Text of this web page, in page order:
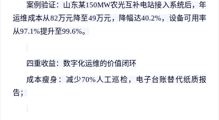
案例验证：山东某150MW农光互补电站接入系统后，年
运维成本从82万元降至49万元，降幅达40.2%，设备可用率
从97.1%提升至99.6%。
四重收益：数字化运维的价值闭环
成本瘦身：减少70% 人工巡检，电子台账替代纸质报
告；